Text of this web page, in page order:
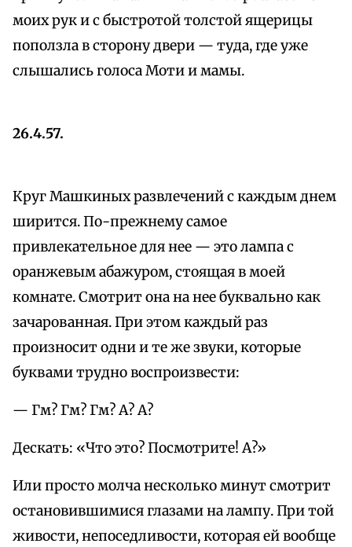
моих рук и с быстротой толстой ящерицы
поползла в сторону двери — туда, где уже
слышались голоса Моти и мамы.
26.4.57.
Круг Машкиных развлечений с каждым днем
ширится. По-прежнему самое
привлекательное для нее — это лампа с
оранжевым абажуром, стоящая в моей
комнате. Смотрит она на нее буквально как
зачарованная. При этом каждый раз
произносит одни и те же звуки, которые
буквами трудно воспроизвести:
— Гм? Гм? Гм? А? А?
Дескать: «Что это? Посмотрите! А?»
Или просто молча несколько минут смотрит
остановившимися глазами на лампу. При той
живости, непоседливости, которая ей вообще